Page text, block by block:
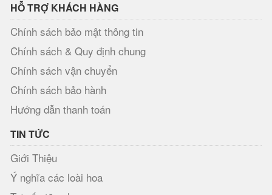
HỖ TRỢ KHÁCH HÀNG
Chính sách bảo mật thông tin
Chính sách & Quy định chung
Chính sách vận chuyển
Chính sách bảo hành
Hướng dẫn thanh toán
TIN TỨC
Giới Thiệu
Ý nghĩa các loài hoa